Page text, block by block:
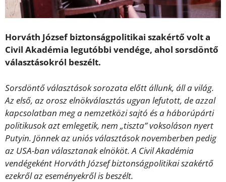
Horváth József biztonságpolitikai szakértő volt a
Civil Akadémia legutóbbi vendége, ahol sorsdöntő
választásokról beszélt.
Sorsdöntő választások sorozata előtt állunk, áll a világ.
Az első, az orosz elnökválasztás ugyan lefutott, de azzal
kapcsolatban meg a nemzetközi sajtó és a háborúpárti
politikusok azt emlegetik, nem „tiszta” voksoláson nyert
Putyin. Jönnek az uniós választások novemberben pedig
az USA-ban választanak elnököt. A Civil Akadémia
vendégeként Horváth József biztonságpolitikai szakértő
ezekről az eseményekről is beszélt.